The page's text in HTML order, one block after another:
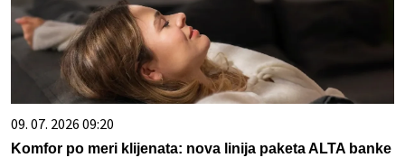
09. 07. 2026 09:20
Komfor po meri klijenata: nova linija paketa ALTA banke